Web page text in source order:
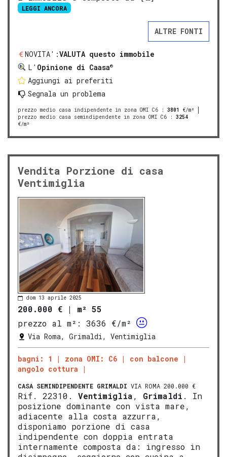
LEGGI ANCORA
ALTRE FONTI
NOVITA':VALUTA questo immobile
L' Opinione di Caasa®
Aggiungi ai preferiti
Segnala un problema
prezzo medio casa indipendente in zona OMI C6 : 3801
€/m²
prezzo medio casa semindipendente in zona OMI C6 : 3254
€/m²
Vendita Porzione di casa
Ventimiglia
dom 13 aprile 2025
200.000 € | m² 55
prezzo al m²:
3636 €/m²
Via Roma, Grimaldi, Ventimiglia
bagni: 1 zona OMI: C6
con balcone
angolo cottura
CASA SEMINDIPENDENTE GRIMALDI VIA ROMA 200.000 €
Rif. 22310. Ventimiglia, Grimaldi . In
posizione dominante con vista mare,
adiacente alla costa azzurra,
disponiamo porzione di casa
indipendente con doppia entrata
internamente composta da: ingresso in